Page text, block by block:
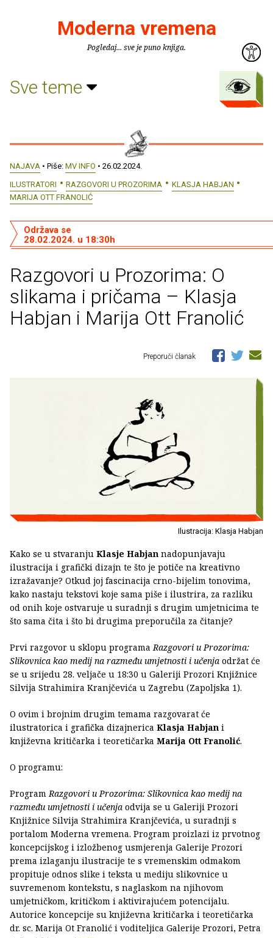
Moderna vremena
Pogledaj... sve je puno knjiga.
Sve teme
NAJAVA • Piše: MV INFO • 26.02.2024.
ILUSTRATORI
RAZGOVORI U PROZORIMA
KLASJA HABJAN
MARIJA OTT FRANOLIĆ
Razgovori u Prozorima: O
slikama i pričama – Klasja
Habjan i Marija Ott Franolić
Održava se
28.02.2024. u 18:30h
Preporuči članak
Ilustracija: Klasja Habjan
Kako se u stvaranju Klasje Habjan nadopunjavaju
ilustracija i grafički dizajn te što je potiče na kreativno
izražavanje? Otkud joj fascinacija crno-bijelim tonovima,
kako nastaju tekstovi koje sama piše i ilustrira, za razliku
od onih koje ostvaruje u suradnji s drugim umjetnicima te
što sama čita i što bi drugima preporučila za čitanje?
Prvi razgovor u sklopu programaRazgovori u Prozorima:
Slikovnica kao medij na razmeđu umjetnosti i učenja održat će
se u srijedu 28. veljače u 18:30 u Galeriji Prozori Knjižnice
Silvija Strahimira Kranjčevića u Zagrebu (Zapoljska 1).
O ovim i brojnim drugim temama razgovarat će
ilustratorica i grafička dizajnerica Klasja Habjan i
književna kritičarka i teoretičarka Marija Ott Franolić.
O programu:
ProgramRazgovori u Prozorima: Slikovnica kao medij na
razmeđu umjetnosti i učenja odvija se u Galeriji Prozori
Knjižnice Silvija Strahimira Kranjčevića, u suradnji s
portalom Moderna vremena. Program proizlazi iz prvotnog
koncepcijskog i izložbenog usmjerenja Galerije Prozori
prema izlaganju ilustracije te s vremenskim odmakom
propituje odnos slike i teksta u mediju slikovnice u
suvremenom kontekstu, s naglaskom na njihovom
umjetničkom, kritičkom i aktivirajućem potencijalu.
Autorice koncepcije su književna kritičarka i teoretičarka
dr. sc. Marija Ot Franolić i voditeljica Galerije Prozori, Petra